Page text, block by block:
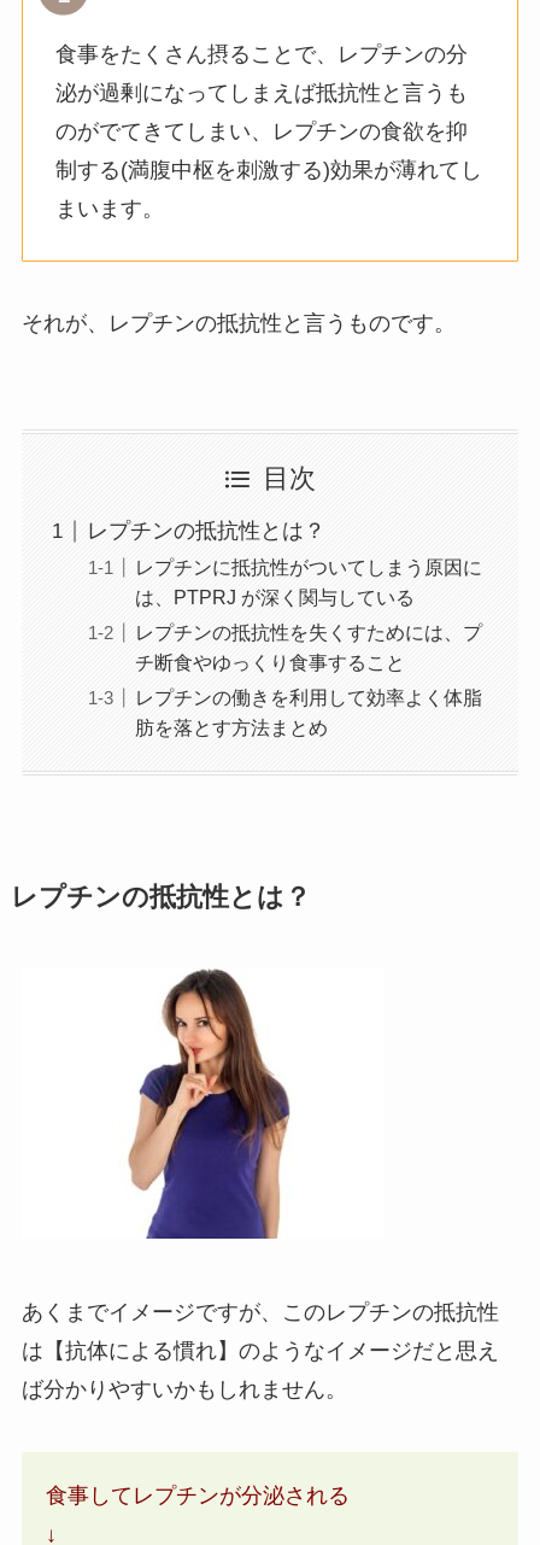
食事をたくさん摂ることで、レプチンの分
泌が過剰になってしまえば抵抗性と言うも
のがでてきてしまい、レプチンの食欲を抑
制する(満腹中枢を刺激する)効果が薄れてし
まいます。
それが、レプチンの抵抗性と言うものです。
目次
レプチンの抵抗性とは？
レプチンに抵抗性がついてしまう原因に
は、PTPRJ が深く関与している
レプチンの抵抗性を失くすためには、プ
チ断食やゆっくり食事すること
レプチンの働きを利用して効率よく体脂
肪を落とす方法まとめ
レプチンの抵抗性とは？
あくまでイメージですが、このレプチンの抵抗性
は【抗体による慣れ】のようなイメージだと思え
ば分かりやすいかもしれません。
食事してレプチンが分泌される
↓